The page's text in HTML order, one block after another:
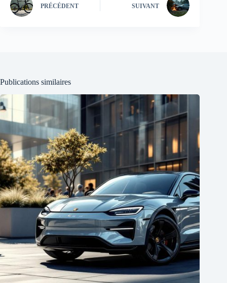
PRÉCÉDENT SUIVANT
Publications similaires